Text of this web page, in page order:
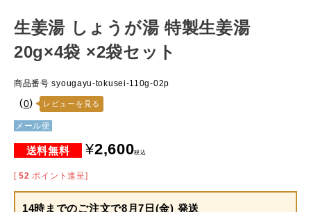
生姜湯 しょうが湯 特製生姜湯
20g×4袋 ×2袋セット
商品番号 syougayu-tokusei-110g-02p
（0） レビューを見る
メール便
¥2,600税込
[ 52 ポイント進呈]
14時までのご注文で8月7日(金) 発送